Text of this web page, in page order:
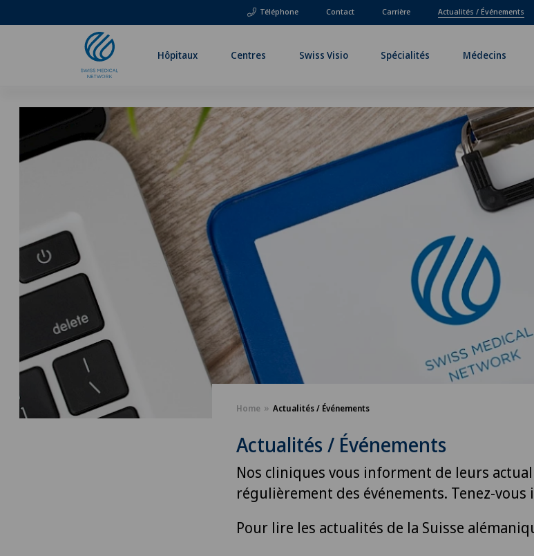
Téléphone Contact Carrière Actualités / Événements
Hôpitaux Centres Swiss Visio Spécialités Médecins
Home Actualités / Événements
Actualités / Événements
Nos cliniques vous informent de leurs
régulièrement des événements. Tenez-vous
Pour lire les actualités de la Suisse